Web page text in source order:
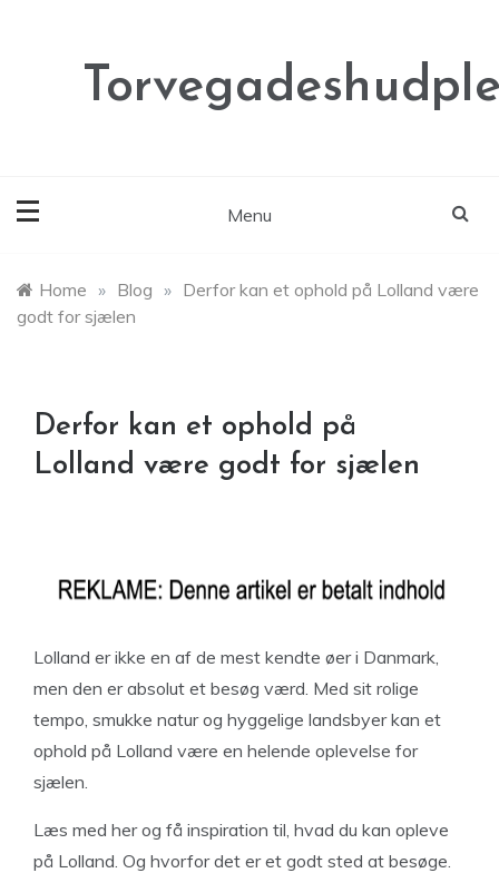
Menu
Home » Blog » Derfor kan et ophold på Lolland være
godt for sjælen
Derfor kan et ophold på
Lolland være godt for sjælen
Lolland er ikke en af de mest kendte øer i Danmark,
men den er absolut et besøg værd. Med sit rolige
tempo, smukke natur og hyggelige landsbyer kan et
ophold på Lolland være en helende oplevelse for
sjælen.
Læs med her og få inspiration til, hvad du kan opleve
på Lolland. Og hvorfor det er et godt sted at besøge.